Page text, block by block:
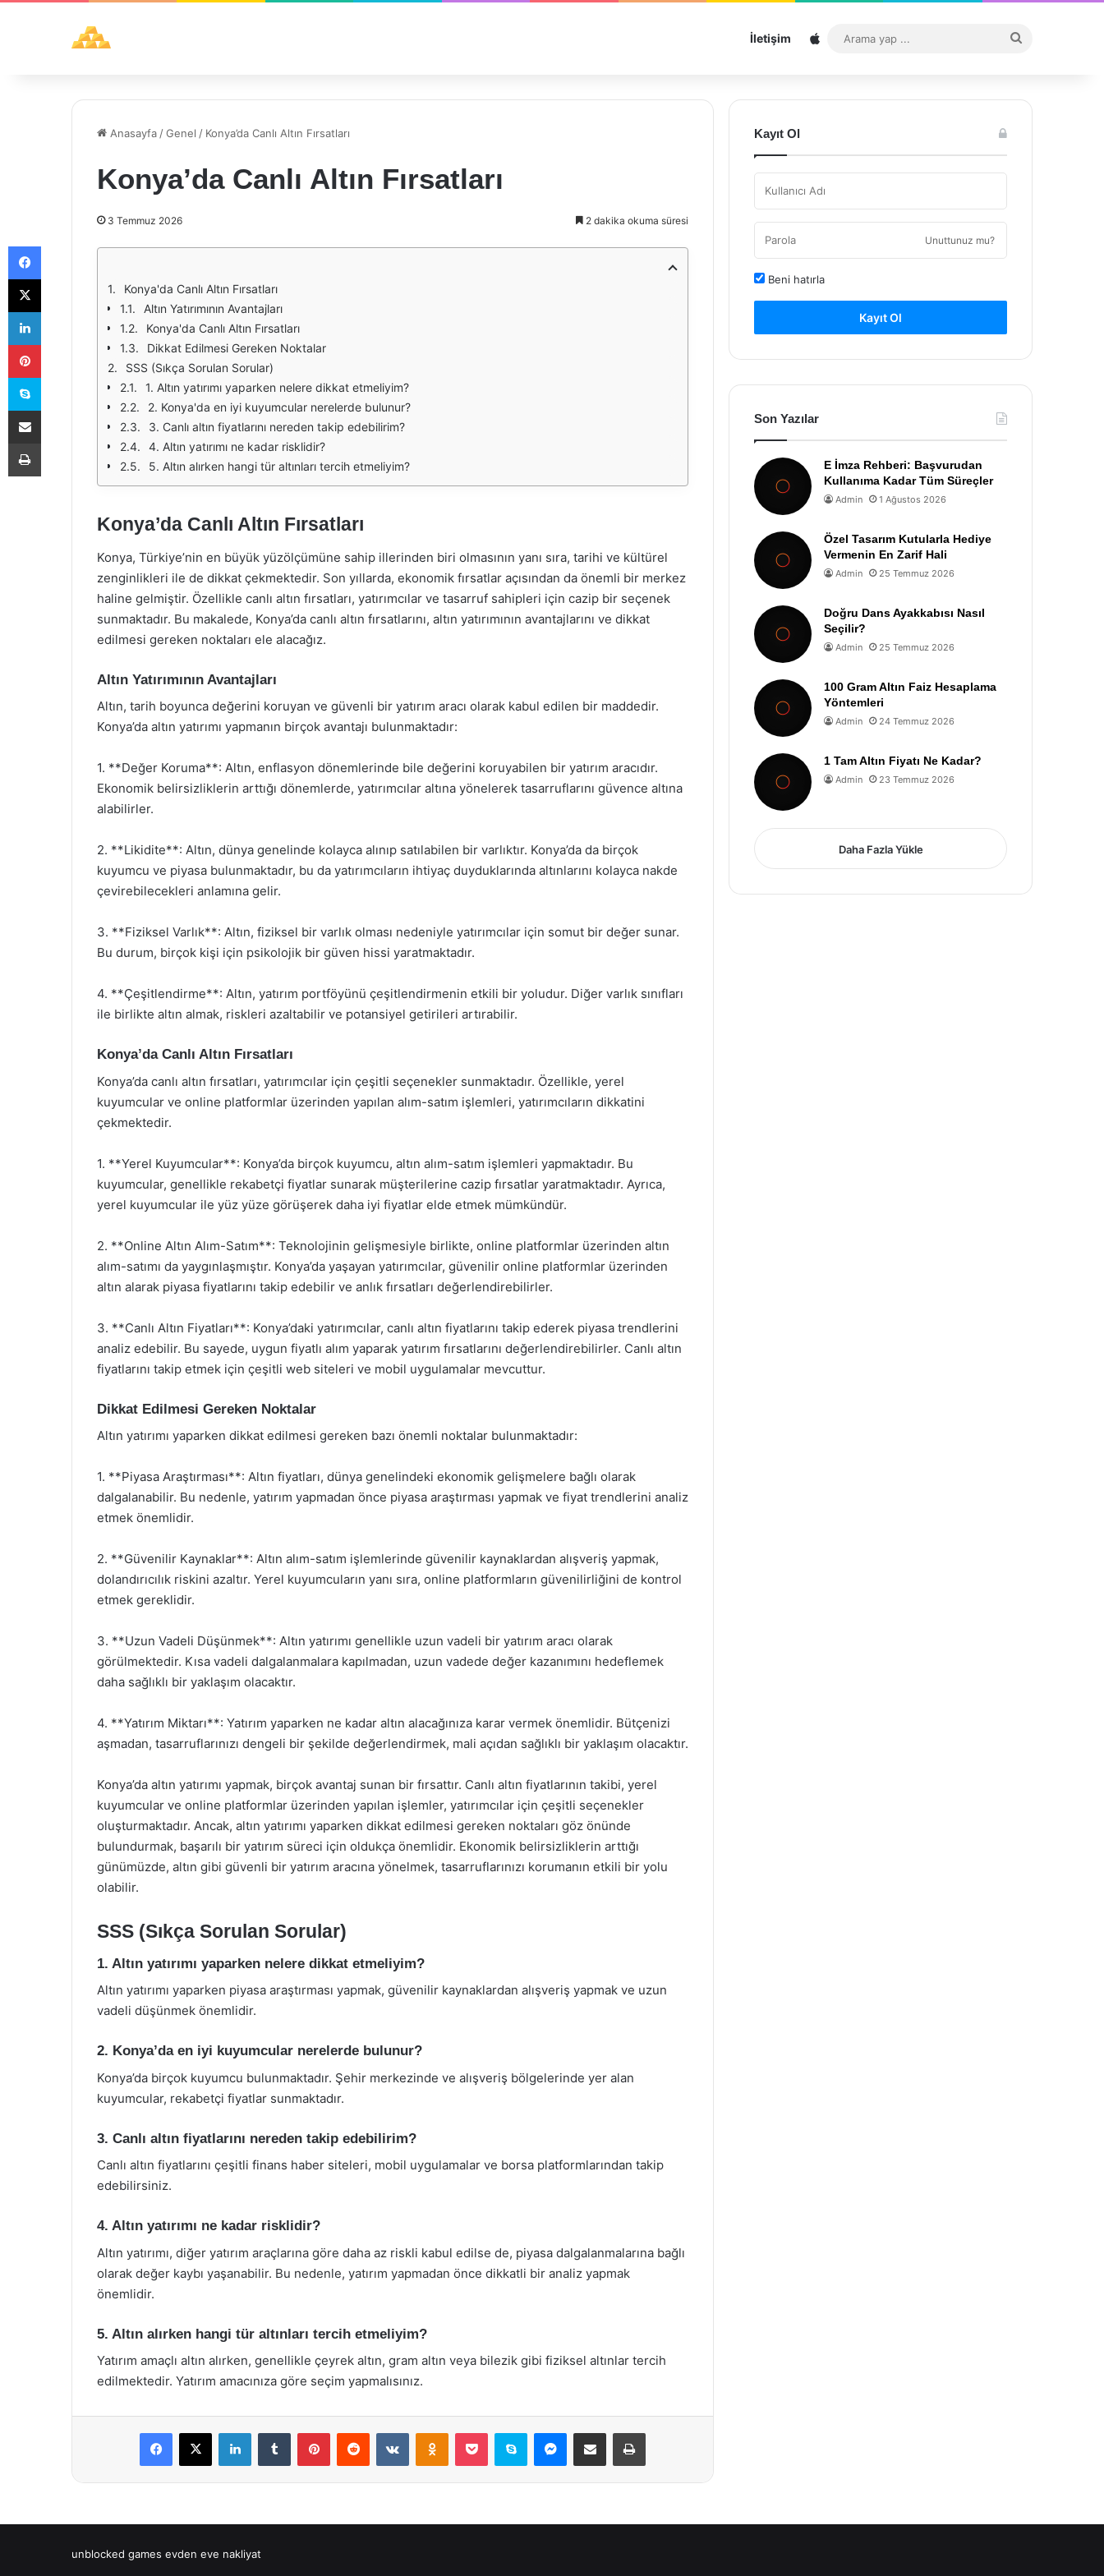
İletişim Sitemap
...
Anasayfa /Genel / Konya’da Canlı Altın Fırsatları
Konya’da Canlı Altın Fırsatları
3 Temmuz 2026 2 dakika okuma süresi
Konya'da Canlı Altın Fırsatları
Altın Yatırımının Avantajları
Konya'da Canlı Altın Fırsatları
Dikkat Edilmesi Gereken Noktalar
SSS (Sıkça Sorulan Sorular)
1. Altın yatırımı yaparken nelere dikkat etmeliyim?
2. Konya'da en iyi kuyumcular nerelerde bulunur?
3. Canlı altın fiyatlarını nereden takip edebilirim?
4. Altın yatırımı ne kadar risklidir?
5. Altın alırken hangi tür altınları tercih etmeliyim?
Konya’da Canlı Altın Fırsatları
Konya, Türkiye’nin en büyük yüzölçümüne sahip illerinden biri olmasının yanı sıra, tarihi ve kültürel
zenginlikleri ile de dikkat çekmektedir. Son yıllarda, ekonomik fırsatlar açısından da önemli bir merkez
haline gelmiştir. Özellikle canlı altın fırsatları, yatırımcılar ve tasarruf sahipleri için cazip bir seçenek
sunmaktadır. Bu makalede, Konya’da canlı altın fırsatlarını, altın yatırımının avantajlarını ve dikkat
edilmesi gereken noktaları ele alacağız.
Altın Yatırımının Avantajları
Altın, tarih boyunca değerini koruyan ve güvenli bir yatırım aracı olarak kabul edilen bir maddedir.
Konya’da altın yatırımı yapmanın birçok avantajı bulunmaktadır:
1. **Değer Koruma**: Altın, enflasyon dönemlerinde bile değerini koruyabilen bir yatırım aracıdır.
Ekonomik belirsizliklerin arttığı dönemlerde, yatırımcılar altına yönelerek tasarruflarını güvence altına
alabilirler.
2. **Likidite**: Altın, dünya genelinde kolayca alınıp satılabilen bir varlıktır. Konya’da da birçok
kuyumcu ve piyasa bulunmaktadır, bu da yatırımcıların ihtiyaç duyduklarında altınlarını kolayca nakde
çevirebilecekleri anlamına gelir.
3. **Fiziksel Varlık**: Altın, fiziksel bir varlık olması nedeniyle yatırımcılar için somut bir değer sunar.
Bu durum, birçok kişi için psikolojik bir güven hissi yaratmaktadır.
4. **Çeşitlendirme**: Altın, yatırım portföyünü çeşitlendirmenin etkili bir yoludur. Diğer varlık sınıfları
ile birlikte altın almak, riskleri azaltabilir ve potansiyel getirileri artırabilir.
Konya’da Canlı Altın Fırsatları
Konya’da canlı altın fırsatları, yatırımcılar için çeşitli seçenekler sunmaktadır. Özellikle, yerel
kuyumcular ve online platformlar üzerinden yapılan alım-satım işlemleri, yatırımcıların dikkatini
çekmektedir.
1. **Yerel Kuyumcular**: Konya’da birçok kuyumcu, altın alım-satım işlemleri yapmaktadır. Bu
kuyumcular, genellikle rekabetçi fiyatlar sunarak müşterilerine cazip fırsatlar yaratmaktadır. Ayrıca,
yerel kuyumcular ile yüz yüze görüşerek daha iyi fiyatlar elde etmek mümkündür.
2. **Online Altın Alım-Satım**: Teknolojinin gelişmesiyle birlikte, online platformlar üzerinden altın
alım-satımı da yaygınlaşmıştır. Konya’da yaşayan yatırımcılar, güvenilir online platformlar üzerinden
altın alarak piyasa fiyatlarını takip edebilir ve anlık fırsatları değerlendirebilirler.
3. **Canlı Altın Fiyatları**: Konya’daki yatırımcılar, canlı altın fiyatlarını takip ederek piyasa trendlerini
analiz edebilir. Bu sayede, uygun fiyatlı alım yaparak yatırım fırsatlarını değerlendirebilirler. Canlı altın
fiyatlarını takip etmek için çeşitli web siteleri ve mobil uygulamalar mevcuttur.
Dikkat Edilmesi Gereken Noktalar
Altın yatırımı yaparken dikkat edilmesi gereken bazı önemli noktalar bulunmaktadır:
1. **Piyasa Araştırması**: Altın fiyatları, dünya genelindeki ekonomik gelişmelere bağlı olarak
dalgalanabilir. Bu nedenle, yatırım yapmadan önce piyasa araştırması yapmak ve fiyat trendlerini analiz
etmek önemlidir.
2. **Güvenilir Kaynaklar**: Altın alım-satım işlemlerinde güvenilir kaynaklardan alışveriş yapmak,
dolandırıcılık riskini azaltır. Yerel kuyumcuların yanı sıra, online platformların güvenilirliğini de kontrol
etmek gereklidir.
3. **Uzun Vadeli Düşünmek**: Altın yatırımı genellikle uzun vadeli bir yatırım aracı olarak
görülmektedir. Kısa vadeli dalgalanmalara kapılmadan, uzun vadede değer kazanımını hedeflemek
daha sağlıklı bir yaklaşım olacaktır.
4. **Yatırım Miktarı**: Yatırım yaparken ne kadar altın alacağınıza karar vermek önemlidir. Bütçenizi
aşmadan, tasarruflarınızı dengeli bir şekilde değerlendirmek, mali açıdan sağlıklı bir yaklaşım olacaktır.
Konya’da altın yatırımı yapmak, birçok avantaj sunan bir fırsattır. Canlı altın fiyatlarının takibi, yerel
kuyumcular ve online platformlar üzerinden yapılan işlemler, yatırımcılar için çeşitli seçenekler
oluşturmaktadır. Ancak, altın yatırımı yaparken dikkat edilmesi gereken noktaları göz önünde
bulundurmak, başarılı bir yatırım süreci için oldukça önemlidir. Ekonomik belirsizliklerin arttığı
günümüzde, altın gibi güvenli bir yatırım aracına yönelmek, tasarruflarınızı korumanın etkili bir yolu
olabilir.
SSS (Sıkça Sorulan Sorular)
1. Altın yatırımı yaparken nelere dikkat etmeliyim?
Altın yatırımı yaparken piyasa araştırması yapmak, güvenilir kaynaklardan alışveriş yapmak ve uzun
vadeli düşünmek önemlidir.
2. Konya’da en iyi kuyumcular nerelerde bulunur?
Konya’da birçok kuyumcu bulunmaktadır. Şehir merkezinde ve alışveriş bölgelerinde yer alan
kuyumcular, rekabetçi fiyatlar sunmaktadır.
3. Canlı altın fiyatlarını nereden takip edebilirim?
Canlı altın fiyatlarını çeşitli finans haber siteleri, mobil uygulamalar ve borsa platformlarından takip
edebilirsiniz.
4. Altın yatırımı ne kadar risklidir?
Altın yatırımı, diğer yatırım araçlarına göre daha az riskli kabul edilse de, piyasa dalgalanmalarına bağlı
olarak değer kaybı yaşanabilir. Bu nedenle, yatırım yapmadan önce dikkatli bir analiz yapmak
önemlidir.
5. Altın alırken hangi tür altınları tercih etmeliyim?
Yatırım amaçlı altın alırken, genellikle çeyrek altın, gram altın veya bilezik gibi fiziksel altınlar tercih
edilmektedir. Yatırım amacınıza göre seçim yapmalısınız.
Facebook
X LinkedInTumblr PinterestReddit VKontakteOdnoklassniki
Pocket Skype Messenger
E-Posta ile paylaş Yazdır
Kayıt Ol
Unuttunuz mu?
Beni hatırla
Kayıt Ol
Son Yazılar
E İmza Rehberi: Başvurudan
Kullanıma Kadar Tüm Süreçler
Admin 1 Ağustos 2026
Özel Tasarım Kutularla Hediye
Vermenin En Zarif Hali
Admin 25 Temmuz 2026
Doğru Dans Ayakkabısı Nasıl
Seçilir?
Admin 25 Temmuz 2026
100 Gram Altın Faiz Hesaplama
Yöntemleri
Admin 24 Temmuz 2026
1 Tam Altın Fiyatı Ne Kadar?
Admin 23 Temmuz 2026
Daha Fazla Yükle
unblocked games evden eve nakliyat
Facebook
X
LinkedIn
Pinterest
Skype
E-Posta ile paylaş